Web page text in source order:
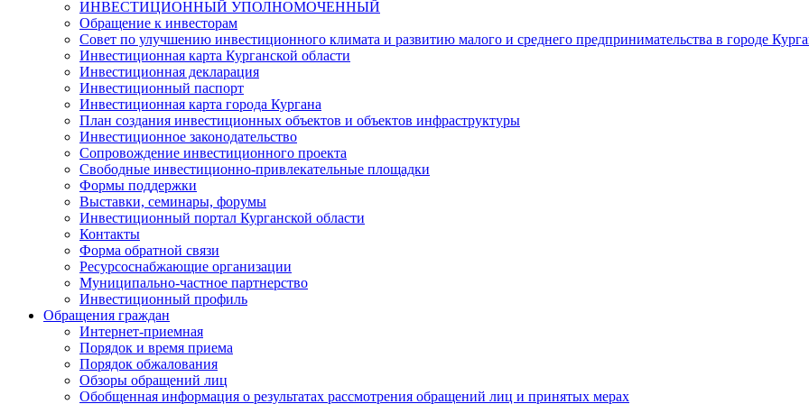
ИНВЕСТИЦИОННЫЙ УПОЛНОМОЧЕННЫЙ
Обращение к инвесторам
Совет по улучшению инвестиционного климата и развитию малого и среднего предпринимательства в городе
Инвестиционная карта Курганской области
Инвестиционная декларация
Инвестиционный паспорт
Инвестиционная карта города Кургана
План создания инвестиционных объектов и объектов инфраструктуры
Инвестиционное законодательство
Сопровождение инвестиционного проекта
Свободные инвестиционно-привлекательные площадки
Формы поддержки
Выставки, семинары, форумы
Инвестиционный портал Курганской области
Контакты
Форма обратной связи
Ресурсоснабжающие организации
Муниципально-частное партнерство
Инвестиционный профиль
Обращения граждан
Интернет-приемная
Порядок и время приема
Порядок обжалования
Обзоры обращений лиц
Обобщенная информация о результатах рассмотрения обращений лиц и принятых мерах